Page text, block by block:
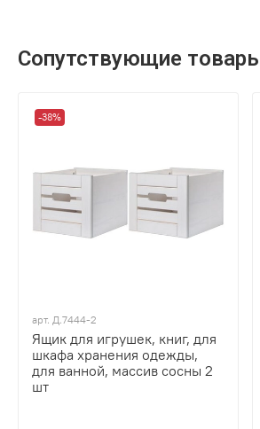
Сопутствующие
-38%
арт. Д.7444-2
Ящик для игрушек, книг, для
шкафа хранения одежды,
для ванной, массив сосны 2
шт